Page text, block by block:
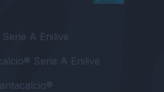
A Enilive
Serie A Enilive